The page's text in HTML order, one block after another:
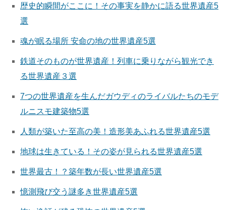
歴史的瞬間がここに！その事実を静かに語る世界遺産5
選
魂が眠る場所 安命の地の世界遺産5選
鉄道そのものが世界遺産！列車に乗りながら観光でき
る世界遺産３選
7つの世界遺産を生んだガウディのライバルたちのモデ
ルニスモ建築物5選
人類が築いた至高の美！造形美あふれる世界遺産5選
地球は生きている！その姿が見られる世界遺産5選
世界最古！？築年数が長い世界遺産5選
憶測飛び交う謎多き世界遺産5選